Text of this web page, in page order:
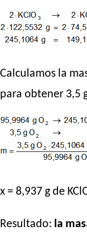
Calculamos la
para obtener 3,5
x = 8,937 g de
Resultado: la